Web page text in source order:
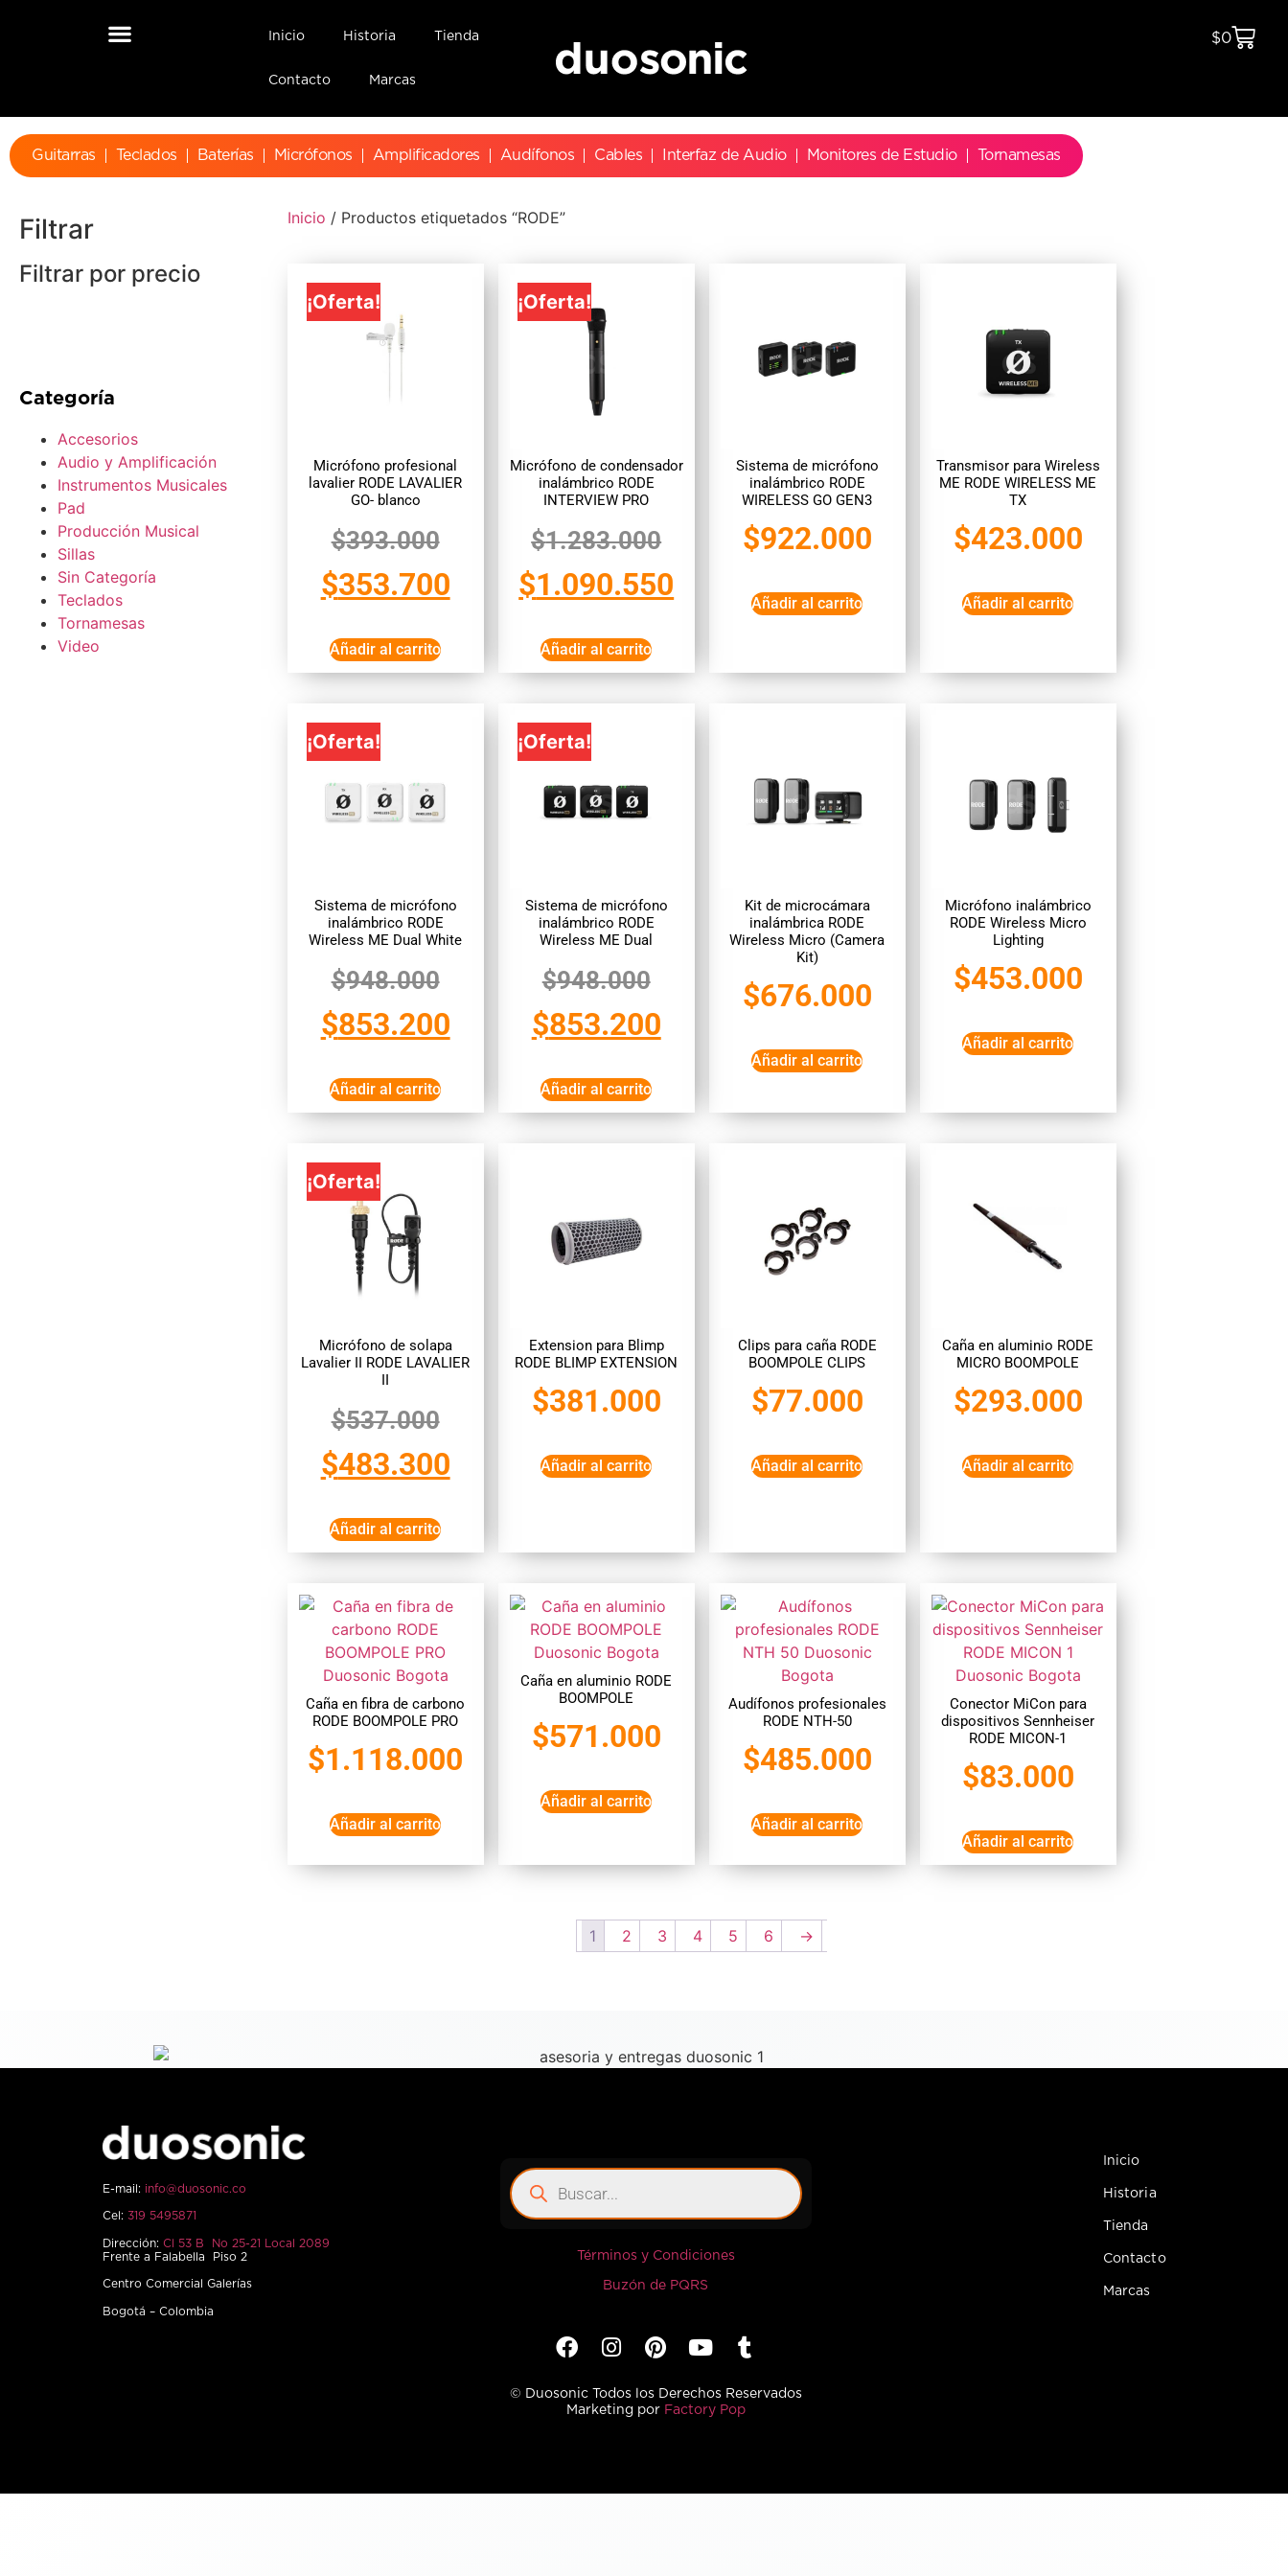
Inicio Historia Tienda
Contacto Marcas
$0
Guitarras Teclados Baterías Micrófonos Amplificadores Audífonos Cables Interfaz de Audio Monitores de Estudio Tornamesas
Filtrar
Filtrar por precio
Categoría
Accesorios
Audio y Amplificación
Instrumentos Musicales
Pad
Producción Musical
Sillas
Sin Categoría
Teclados
Tornamesas
Video
Inicio / Productos etiquetados “RODE”
¡Oferta!
Micrófono profesional
lavalier RODE LAVALIER
GO- blanco
$393.000
$353.700
Añadir al carrito
¡Oferta!
Micrófono de condensador
inalámbrico RODE
INTERVIEW PRO
$1.283.000
$1.090.550
Añadir al carrito
Sistema de micrófono
inalámbrico RODE
WIRELESS GO GEN3
$922.000
Añadir al carrito
Transmisor para Wireless
ME RODE WIRELESS ME
TX
$423.000
Añadir al carrito
¡Oferta!
Sistema de micrófono
inalámbrico RODE
Wireless ME Dual White
$948.000
$853.200
Añadir al carrito
¡Oferta!
Sistema de micrófono
inalámbrico RODE
Wireless ME Dual
$948.000
$853.200
Añadir al carrito
Kit de microcámara
inalámbrica RODE
Wireless Micro (Camera
Kit)
$676.000
Añadir al carrito
Micrófono inalámbrico
RODE Wireless Micro
Lighting
$453.000
Añadir al carrito
¡Oferta!
Micrófono de solapa
Lavalier II RODE LAVALIER
II
$537.000
$483.300
Añadir al carrito
Extension para Blimp
RODE BLIMP EXTENSION
$381.000
Añadir al carrito
Clips para caña RODE
BOOMPOLE CLIPS
$77.000
Añadir al carrito
Caña en aluminio RODE
MICRO BOOMPOLE
$293.000
Añadir al carrito
Caña en fibra de carbono
RODE BOOMPOLE PRO
$1.118.000
Añadir al carrito
Caña en aluminio RODE
BOOMPOLE
$571.000
Añadir al carrito
Audífonos profesionales
RODE NTH-50
$485.000
Añadir al carrito
Conector MiCon para
dispositivos Sennheiser
RODE MICON-1
$83.000
Añadir al carrito
1 2 3 4 5 6 →
E-mail: info@duosonic.co
Cel: 319 5495871
Dirección: Cl 53 B No 25-21 Local 2089
Frente a Falabella Piso 2
Centro Comercial Galerías
Bogotá – Colombia
Términos y Condiciones
Buzón de PQRS
© Duosonic Todos los Derechos Reservados
Marketing por Factory Pop
Inicio
Historia
Tienda
Contacto
Marcas